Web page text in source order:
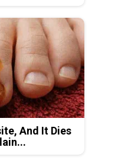
And It Dies